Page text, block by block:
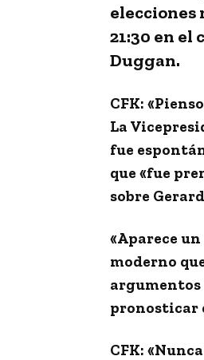
elecciones
21:30 en el
Duggan.
CFK:
La
fue
que «fue
sobre
«Aparece
moderno
argumentos
pronosticar
CFK: